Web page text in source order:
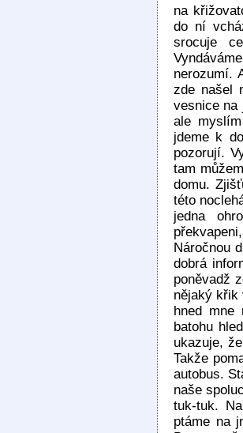
na
do ní
srocuje
nerozumí.
zde našel
vesnice na
ale
jdeme k
pozorují.
tam
domu.
této
jedna
Náročnou
dobrá
poněvadž
nějaký křik
hned
batohu
ukazuje,
Takže
autobus.
naše
tuk-tuk.
ptáme na